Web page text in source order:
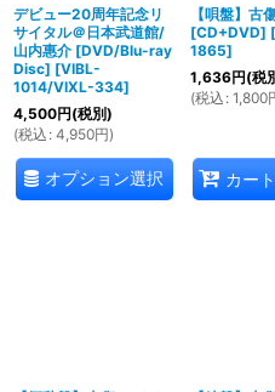
デビュー20周年記念リ
サイタル＠日本武道館/
山内惠介 [DVD/Blu-ray
Disc] [VIBL-
1014/VIXL-334]
4,500円(税別)
(税込 : 4,950円)
オプション選択
【唄盤】古
[CD+DVD] [
1865]
1,636円(税
(税込 : 1,800
カー